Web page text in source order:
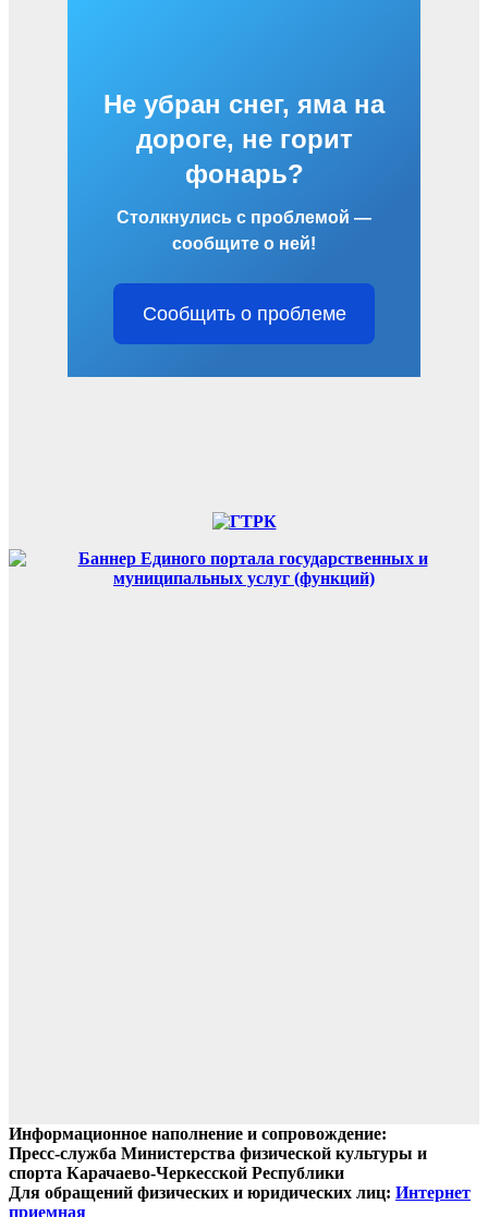
Не убран снег, яма на
дороге, не горит
фонарь?
Столкнулись с проблемой —
сообщите о ней!
Сообщить о проблеме
Информационное наполнение и сопровождение:
Пресс-служба Министерства физической культуры и
спорта Карачаево-Черкесской Республики
Для обращений физических и юридических лиц: Интернет
приемная